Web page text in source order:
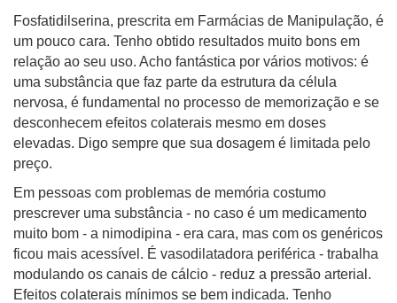
Fosfatidilserina, prescrita em Farmácias de Manipulação, é
um pouco cara. Tenho obtido resultados muito bons em
relação ao seu uso. Acho fantástica por vários motivos: é
uma substância que faz parte da estrutura da célula
nervosa, é fundamental no processo de memorização e se
desconhecem efeitos colaterais mesmo em doses
elevadas. Digo sempre que sua dosagem é limitada pelo
preço.
Em pessoas com problemas de memória costumo
prescrever uma substância - no caso é um medicamento
muito bom - a nimodipina - era cara, mas com os genéricos
ficou mais acessível. É vasodilatadora periférica - trabalha
modulando os canais de cálcio - reduz a pressão arterial.
Efeitos colaterais mínimos se bem indicada. Tenho